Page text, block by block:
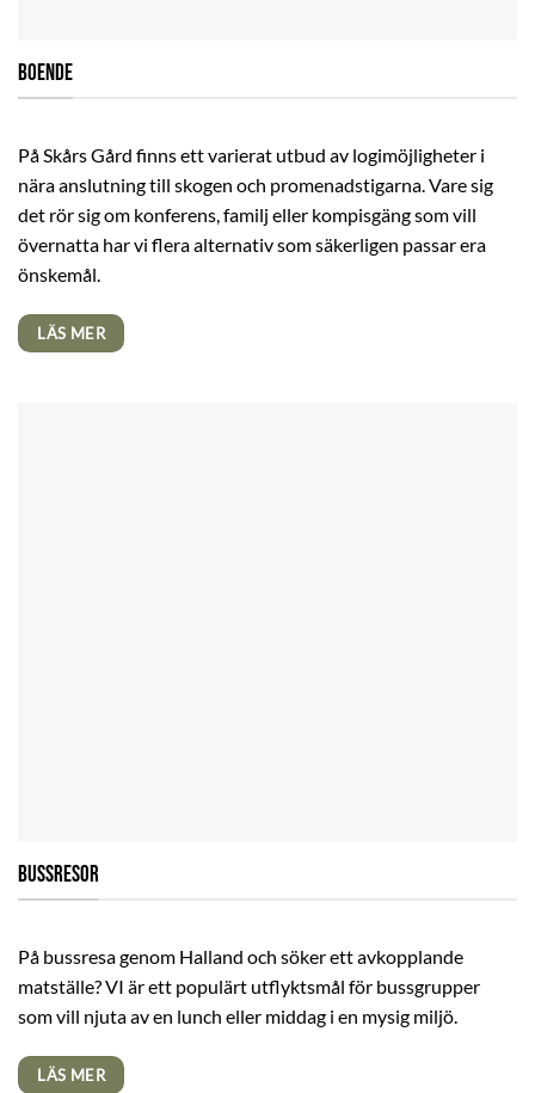
BOENDE
På Skårs Gård finns ett varierat utbud av logimöjligheter i
nära anslutning till skogen och promenadstigarna. Vare sig
det rör sig om konferens, familj eller kompisgäng som vill
övernatta har vi flera alternativ som säkerligen passar era
önskemål.
LÄS MER
BUSSRESOR
På bussresa genom Halland och söker ett avkopplande
matställe? VI är ett populärt utflyktsmål för bussgrupper
som vill njuta av en lunch eller middag i en mysig miljö.
LÄS MER